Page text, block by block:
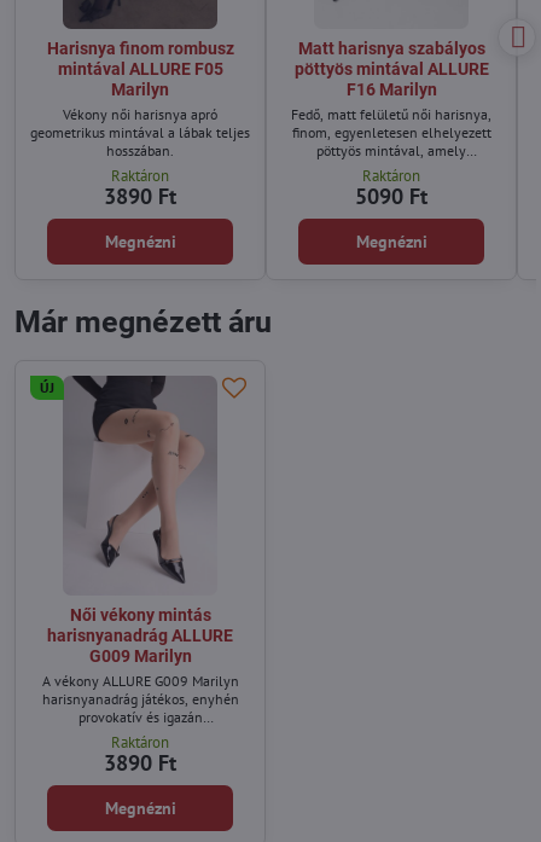
Harisnya finom rombusz
mintával ALLURE F05
Marilyn
Vékony női harisnya apró
geometrikus mintával a lábak teljes
hosszában.
Raktáron
3890 Ft
Megnézni
Matt harisnya szabályos
pöttyös mintával ALLURE
F16 Marilyn
Fedő, matt felületű női harisnya,
finom, egyenletesen elhelyezett
pöttyös mintával, amely
könnyedséget és ritmust kölcsönöz
az alaknak.
Raktáron
5090 Ft
Megnézni
Már megnézett áru
ÚJ
Női vékony mintás
harisnyanadrág ALLURE
G009 Marilyn
A vékony ALLURE G009 Marilyn
harisnyanadrág játékos, enyhén
provokatív és igazán
figyelemfelkeltő.
Raktáron
3890 Ft
Megnézni